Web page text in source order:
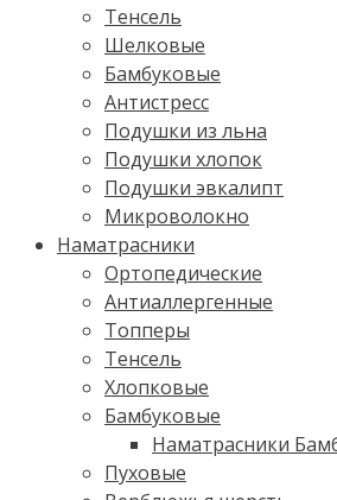
Тенсель
Шелковые
Бамбуковые
Антистресс
Подушки из льна
Подушки хлопок
Подушки эвкалипт
Микроволокно
Наматрасники
Ортопедические
Антиаллергенные
Топперы
Тенсель
Хлопковые
Бамбуковые
Наматрасники
Пуховые